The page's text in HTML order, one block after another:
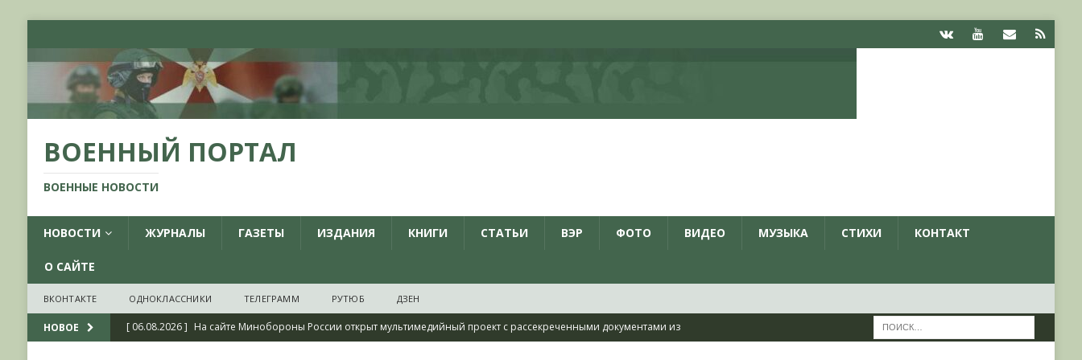
ВОЕННЫЙ ПОРТАЛ
ВОЕННЫЕ НОВОСТИ
НОВОСТИ ЖУРНАЛЫ ГАЗЕТЫ ИЗДАНИЯ КНИГИ СТАТЬИ ВЭР ФОТО ВИДЕО МУЗЫКА СТИХИ КОНТАКТ
О САЙТЕ
ВКОНТАКТЕ ОДНОКЛАССНИКИ ТЕЛЕГРАММ РУТЮБ ДЗЕН
НОВОЕ [ 06.08.2026 ] На сайте Минобороны России открыт мультимедийный проект с рассекреченными документами из